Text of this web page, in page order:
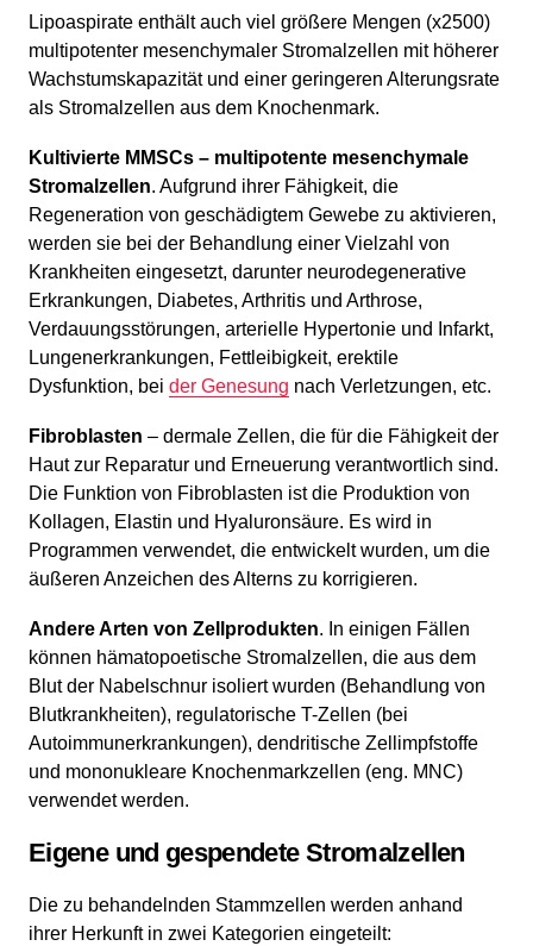
Lipoaspirate enthält auch viel größere Mengen (x2500)
multipotenter mesenchymaler Stromalzellen mit höherer
Wachstumskapazität und einer geringeren Alterungsrate
als Stromalzellen aus dem Knochenmark.
Kultivierte MMSCs – multipotente mesenchymale
Stromalzellen. Aufgrund ihrer Fähigkeit, die
Regeneration von geschädigtem Gewebe zu aktivieren,
werden sie bei der Behandlung einer Vielzahl von
Krankheiten eingesetzt, darunter neurodegenerative
Erkrankungen, Diabetes, Arthritis und Arthrose,
Verdauungsstörungen, arterielle Hypertonie und Infarkt,
Lungenerkrankungen, Fettleibigkeit, erektile
Dysfunktion, bei der Genesung nach Verletzungen, etc.
Fibroblasten – dermale Zellen, die für die Fähigkeit der
Haut zur Reparatur und Erneuerung verantwortlich sind.
Die Funktion von Fibroblasten ist die Produktion von
Kollagen, Elastin und Hyaluronsäure. Es wird in
Programmen verwendet, die entwickelt wurden, um die
äußeren Anzeichen des Alterns zu korrigieren.
Andere Arten von Zellprodukten. In einigen Fällen
können hämatopoetische Stromalzellen, die aus dem
Blut der Nabelschnur isoliert wurden (Behandlung von
Blutkrankheiten), regulatorische T-Zellen (bei
Autoimmunerkrankungen), dendritische Zellimpfstoffe
und mononukleare Knochenmarkzellen (eng. MNC)
verwendet werden.
Eigene und gespendete Stromalzellen
Die zu behandelnden Stammzellen werden anhand
ihrer Herkunft in zwei Kategorien eingeteilt: